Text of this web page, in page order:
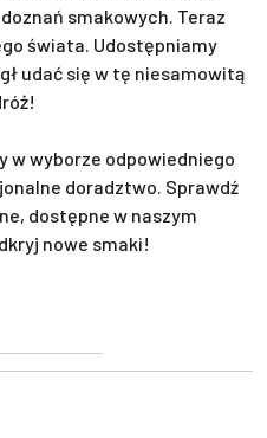
smakowych. Teraz
świata. Udostępniamy
udać się w tę niesamowitą
w wyborze odpowiedniego
doradztwo. Sprawdź
dostępne w naszym
nowe smaki!